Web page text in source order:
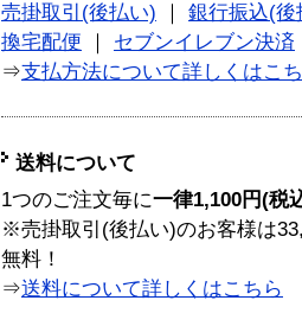
売掛取引(後払い)
銀行振込(後
換宅配便
セブンイレブン決済
⇒支払方法について詳しくはこ
送料について
1つのご注文毎に一律1,100円(税
※売掛取引(後払い)のお客様は
無料！
⇒送料について詳しくはこちら